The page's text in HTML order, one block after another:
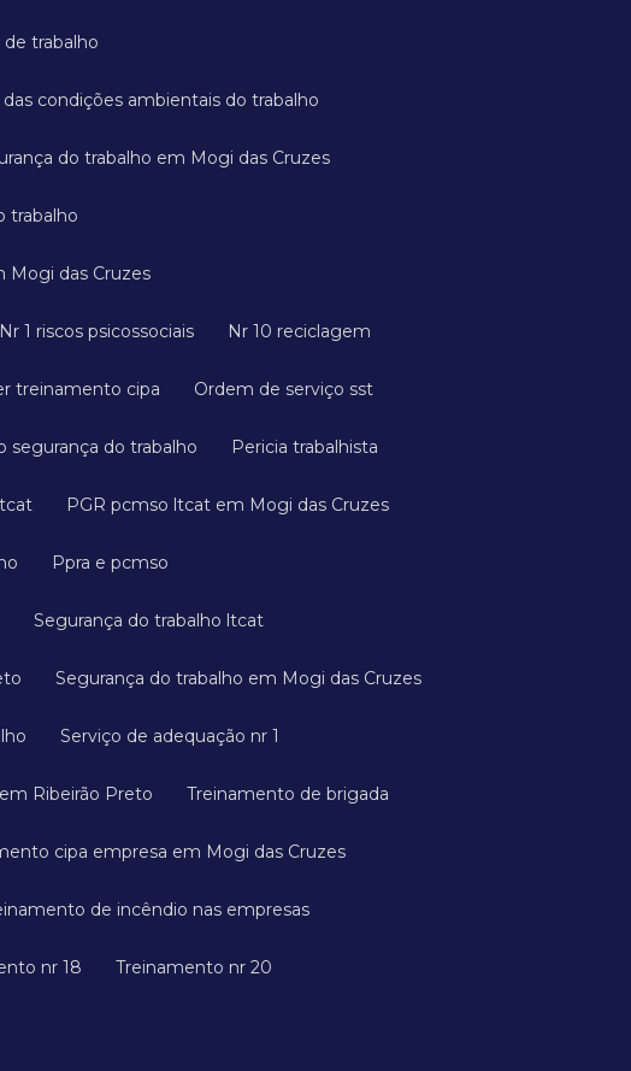
de trabalho
condições ambientais do trabalho
do trabalho em Mogi das Cruzes
trabalho
Mogi das Cruzes
Nr 1 riscos psicossociais Nr 10 reciclagem
treinamento cipa Ordem de serviço sst
segurança do trabalho Pericia trabalhista
PGR pcmso ltcat em Mogi das Cruzes
Ppra e pcmso
Segurança do trabalho ltcat
Segurança do trabalho em Mogi das Cruzes
Serviço de adequação nr 1
em Ribeirão Preto Treinamento de brigada
cipa empresa em Mogi das Cruzes
de incêndio nas empresas
nr 18 Treinamento nr 20